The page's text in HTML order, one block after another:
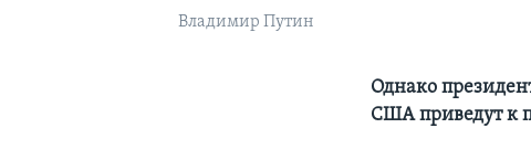
Владимир Путин
Однако
США приведут к